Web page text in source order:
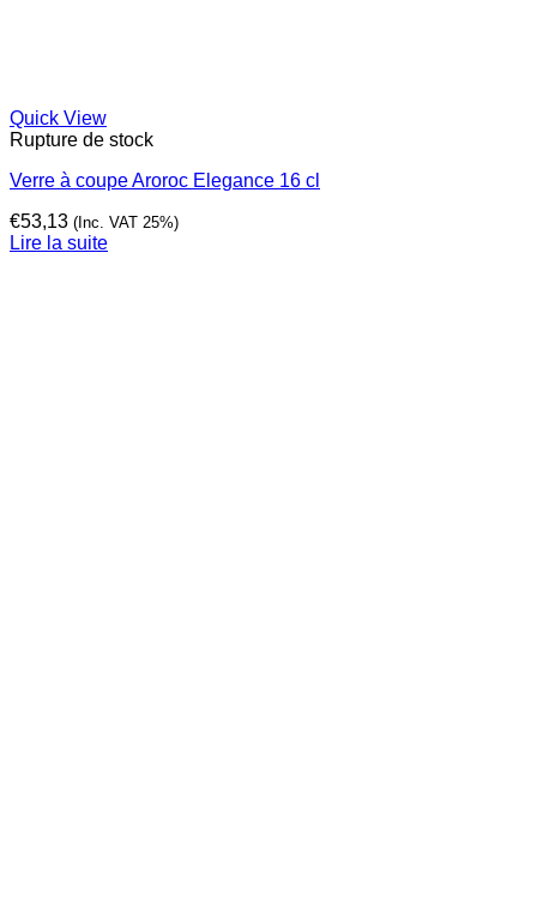
Quick View
Rupture de stock
Verre à coupe Aroroc Elegance 16 cl
€53,13 (Inc. VAT 25%)
Lire la suite